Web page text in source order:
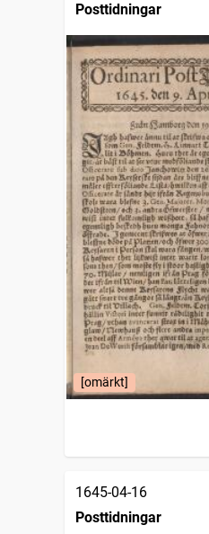
Posttidningar
[omärkt]
1645-04-16
Posttidningar